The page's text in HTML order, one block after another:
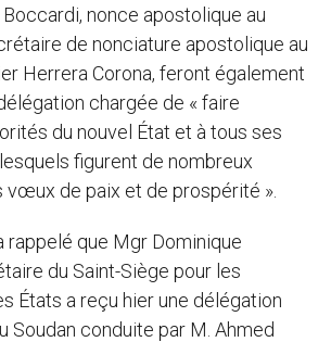
nonce apostolique au
de nonciature apostolique au
Herrera Corona, feront également
chargée de « faire
du nouvel État et à tous ses
figurent de nombreux
vœux de paix et de prospérité ».
rappelé que Mgr Dominique
du Saint-Siège pour les
États a reçu hier une délégation
Soudan conduite par M. Ahmed